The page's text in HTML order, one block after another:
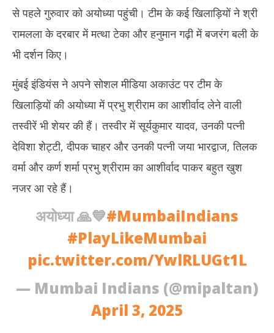
NOW VIEWING
दर्शन किए
April
3,
2025
से पहले गुरुवार को अयोध्या पहुंची। टीम के कई खिलाड़ियों ने श्री
रामलला के दरबार में मत्था टेका और हनुमान गढ़ी में बजरंग बली के
भी दर्शन किए।
मुंबई इंडियंस ने अपने सोशल मीडिया अकाउंट पर टीम के
खिलाड़ियों की अयोध्या में प्रभु श्रीराम का आशीर्वाद लेने वाली
तस्वीरें भी शेयर की हैं। तस्वीर में सूर्यकुमार यादव, उनकी पत्नी
देविशा शेट्टी, दीपक चाहर और उनकी पत्नी जया भारद्वाज, तिलक
वर्मा और कर्ण शर्मा प्रभु श्रीराम का आशीर्वाद पाकर बहुत खुश
नजर आ रहे हैं।
अयोध्या 🙏💙#MumbaiIndians
#PlayLikeMumbai
pic.twitter.com/YwlRLUGt1L
— Mumbai Indians (@mipaltan)
April 3, 2025